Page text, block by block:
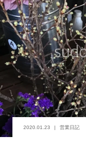
2020.01.23 営業日記